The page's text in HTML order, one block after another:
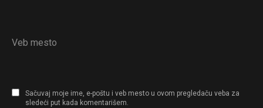
Veb mesto
Sačuvaj moje ime, e-poštu i veb mesto u ovom pregledaču veba za
sledeći put kada komentarišem.